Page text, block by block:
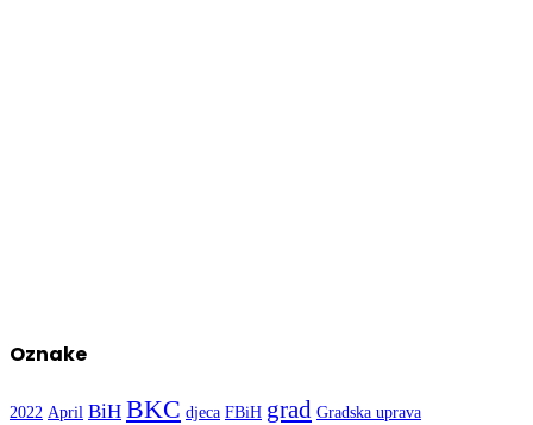
Oznake
2022 April BiH BKC djeca FBiH grad Gradska uprava